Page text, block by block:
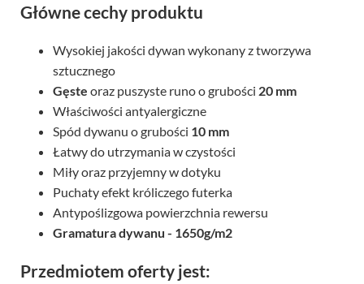
Główne cechy produktu
Wysokiej jakości dywan wykonany z tworzywa
sztucznego
Gęste oraz puszyste runo o grubości 20 mm
Właściwości antyalergiczne
Spód dywanu o grubości 10 mm
Łatwy do utrzymania w czystości
Miły oraz przyjemny w dotyku
Puchaty efekt króliczego futerka
Antypoślizgowa powierzchnia rewersu
Gramatura dywanu - 1650g/m2
Przedmiotem oferty jest: